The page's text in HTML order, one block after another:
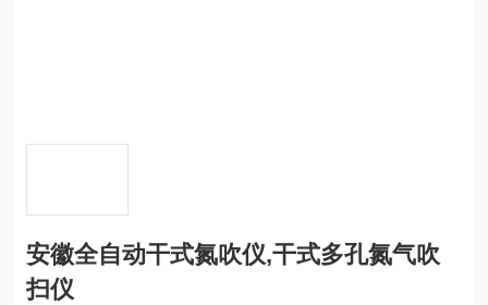
安徽全自动干式氮吹仪,干式多孔氮气吹
扫仪